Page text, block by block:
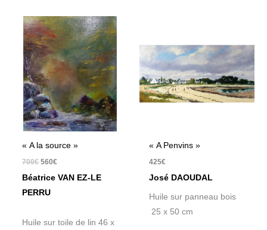
« A la source »
700€
Le
prix
initial
était :
700€.
560€
Le
prix
actuel
est :
560€.
Béatrice VAN EZ-LE
PERRU
Huile sur toile de lin 46 x
« A Penvins »
425€
José DAOUDAL
Huile sur panneau bois
25 x 50 cm